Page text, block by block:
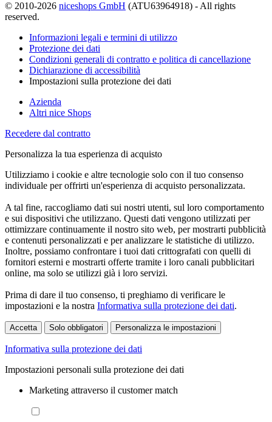
© 2010-2026 niceshops GmbH (ATU63964918) - All rights
reserved.
Informazioni legali e termini di utilizzo
Protezione dei dati
Condizioni generali di contratto e politica di cancellazione
Dichiarazione di accessibilità
Impostazioni sulla protezione dei dati
Azienda
Altri nice Shops
Recedere dal contratto
Personalizza la tua esperienza di acquisto
Utilizziamo i cookie e altre tecnologie solo con il tuo consenso
individuale per offrirti un'esperienza di acquisto personalizzata.
A tal fine, raccogliamo dati sui nostri utenti, sul loro comportamento
e sui dispositivi che utilizzano. Questi dati vengono utilizzati per
ottimizzare continuamente il nostro sito web, per mostrarti pubblicità
e contenuti personalizzati e per analizzare le statistiche di utilizzo.
Inoltre, possiamo confrontare i tuoi dati crittografati con quelli di
fornitori esterni e mostrarti offerte tramite i loro canali pubblicitari
online, ma solo se utilizzi già i loro servizi.
Prima di dare il tuo consenso, ti preghiamo di verificare le
impostazioni e la nostra Informativa sulla protezione dei dati.
Accetta Solo obbligatori Personalizza le impostazioni
Informativa sulla protezione dei dati
Impostazioni personali sulla protezione dei dati
Marketing attraverso il customer match